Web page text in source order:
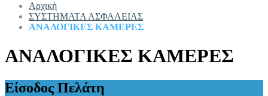
Αρχική
ΣΥΣΤΗΜΑΤΑ ΑΣΦΑΛΕΙΑΣ
ΑΝΑΛΟΓΙΚΕΣ ΚΑΜΕΡΕΣ
ΑΝΑΛΟΓΙΚΕΣ ΚΑΜΕΡΕΣ
Είσοδος Πελάτη